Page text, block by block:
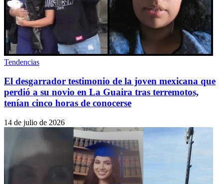
Tendencias
El desgarrador testimonio de la joven mexicana que
perdió a su novio en La Guaira tras terremotos,
tenían cinco horas de conocerse
14 de julio de 2026